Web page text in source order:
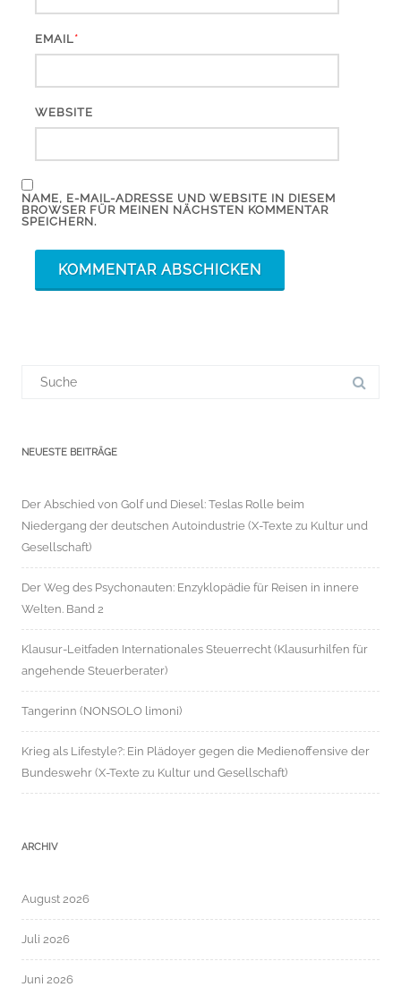
EMAIL*
WEBSITE
NAME, E-MAIL-ADRESSE UND WEBSITE IN DIESEM
BROWSER FÜR MEINEN NÄCHSTEN KOMMENTAR
SPEICHERN.
NEUESTE BEITRÄGE
Der Abschied von Golf und Diesel: Teslas Rolle beim
Niedergang der deutschen Autoindustrie (X-Texte zu Kultur und
Gesellschaft)
Der Weg des Psychonauten: Enzyklopädie für Reisen in innere
Welten. Band 2
Klausur-Leitfaden Internationales Steuerrecht (Klausurhilfen für
angehende Steuerberater)
Tangerinn (NONSOLO limoni)
Krieg als Lifestyle?: Ein Plädoyer gegen die Medienoffensive der
Bundeswehr (X-Texte zu Kultur und Gesellschaft)
ARCHIV
August 2026
Juli 2026
Juni 2026